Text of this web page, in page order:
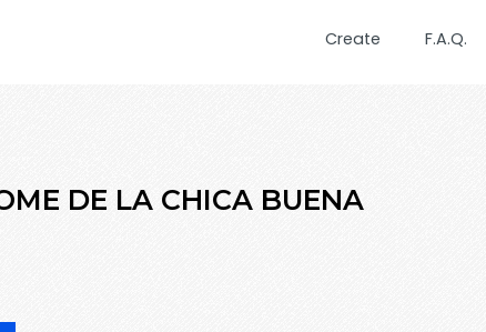
Create F.A.Q.
DE LA CHICA BUENA